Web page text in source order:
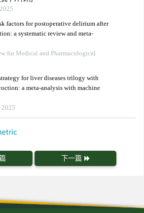
factors for postoperative delirium after
a systematic review and meta-
for Medical and Pharmacological
for liver diseases trilogy with
a meta-analysis with machine
2025
下一篇